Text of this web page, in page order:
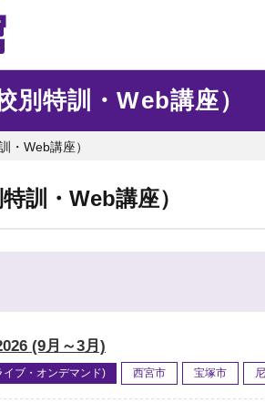
別特訓・Web講座）
・Web講座）
訓・Web講座）
(9月～3月)
イブ・オンデマンド) 西宮市 宝塚市